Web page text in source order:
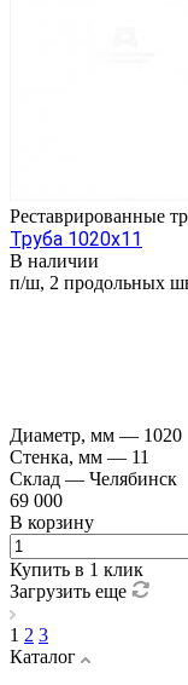
Реставрированные
Труба 1020х11
В наличии
п/ш, 2 продольных
Диаметр, мм — 1020
Стенка, мм — 11
Склад — Челябинск
69 000
В корзину
Купить в 1 клик
Загрузить еще
1 2 3
Каталог